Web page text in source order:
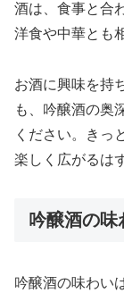
酒は、食事と合
洋食や中華とも
お酒に興味を持
も、吟醸酒の奥
ください。きっ
楽しく広がるは
吟醸酒の
吟醸酒の味わい